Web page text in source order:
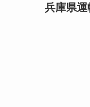
兵庫県